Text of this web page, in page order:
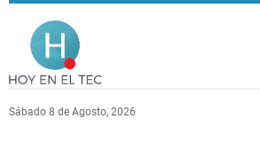
Pasar al contenido principal
Sábado 8 de Agosto, 2026